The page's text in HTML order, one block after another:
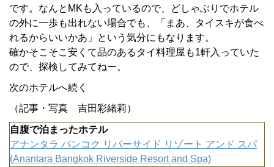
です。なんとMKも入っているので、どしゃぶりでホテル
の外に一歩も出れない場合でも、「まあ、タイスキが食べ
れるからいいかあ」という気分にもなります。
確かそこそこ安くて品のあるタイ料理屋も1軒入っていた
ので、探検してみてねー。
次のホテルへ続く
（記事・写真 吉田彩緒莉）
自腹で泊まったホテル
アナンタラ バンコク リバーサイド リゾート アンド スパ
(Anantara Bangkok Riverside Resort and Spa)